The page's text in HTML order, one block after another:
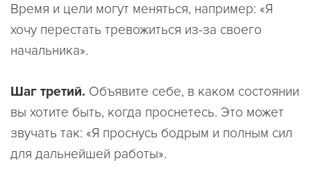
Время и цели могут меняться, например: «Я
хочу перестать тревожиться из-за своего
начальника».
Шаг третий. Объявите себе, в каком состоянии
вы хотите быть, когда проснетесь. Это может
звучать так: «Я проснусь бодрым и полным сил
для дальнейшей работы».